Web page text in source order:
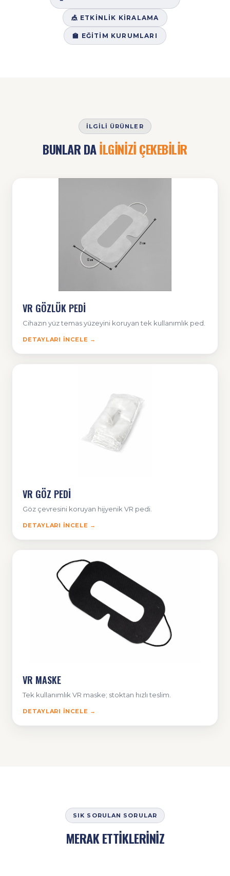
🎪 ETKINLIK KIRALAMA
🏫 EĞITIM KURUMLARI
İLGILI ÜRÜNLER
BUNLAR DAİLGİNİZİ ÇEKEBİLİR
VR GÖZLÜK PEDİ
Cihazın yüz temas yüzeyini koruyan tek kullanımlık ped.
DETAYLARI İNCELE →
VR GÖZ PEDİ
Göz çevresini koruyan hijyenik VR pedi.
DETAYLARI İNCELE →
VR MASKE
Tek kullanımlık VR maske; stoktan hızlı teslim.
DETAYLARI İNCELE →
SIK SORULAN SORULAR
MERAK ETTİKLERİNİZ